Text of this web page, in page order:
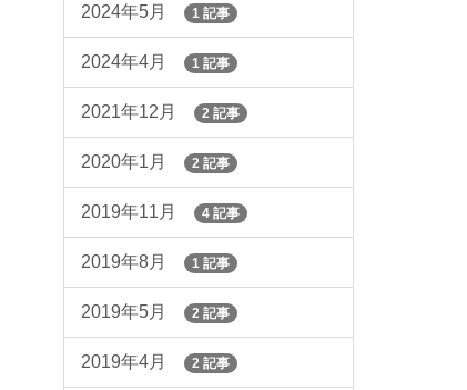
2024年5月 1 記事
2024年4月 1 記事
2021年12月 2 記事
2020年1月 2 記事
2019年11月 4 記事
2019年8月 1 記事
2019年5月 2 記事
2019年4月 2 記事